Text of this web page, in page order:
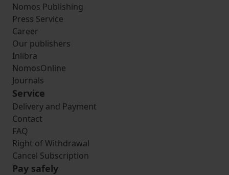
Nomos Publishing
Press Service
Career
Our publishers
Inlibra
NomosOnline
Journals
Service
Delivery and Payment
Contact
FAQ
Right of Withdrawal
Cancel Subscription
Pay safely